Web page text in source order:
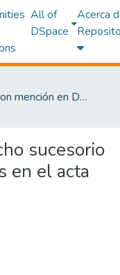
All of
DSpace
Acerca
Derecho con mención en Derecho Civil y Comercial
sucesorio
en el acta